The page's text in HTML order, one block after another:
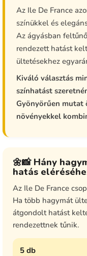
Az Ile De France
színükkel és
Az ágyásban
rendezett hatást
ültetésekhez
Kiváló választás
színhatást
Gyönyörűen mutat
növényekkel
🌼📸 Hány
hatás
Az Ile De France
Ha több hagymát
átgondolt hatást
rendezettnek tűnik.
5 db